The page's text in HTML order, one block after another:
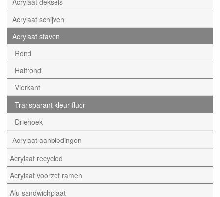
Acrylaat schijven
Acrylaat staven
Rond
Halfrond
Vierkant
Transparant kleur fluor
Driehoek
Acrylaat aanbiedingen
Acrylaat recycled
Acrylaat voorzet ramen
Alu sandwichplaat